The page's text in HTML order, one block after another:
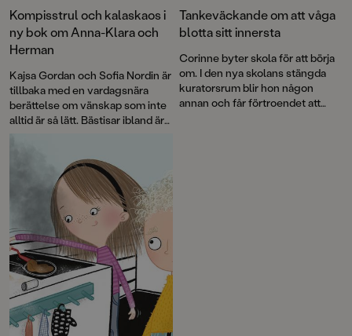
Kompisstrul och kalaskaos i
ny bok om Anna-Klara och
Herman
Kajsa Gordan och Sofia Nordin är
tillbaka med en vardagsnära
berättelse om vänskap som inte
alltid är så lätt. Bästisar ibland är
den andra delen i serien om
illustrationer av Matilda Salmén.
Tankeväckande om att våga
blotta sitt innersta
Corinne byter skola för att börja
om. I den nya skolans stängda
kuratorsrum blir hon någon
annan och får förtroendet att